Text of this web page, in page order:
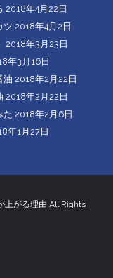
2018年4月22日
ツ 2018年4月2日
2018年3月23日
年3月16日
油 2018年2月22日
2018年2月22日
た 2018年2月6日
年1月27日
上がる理由 All Rights